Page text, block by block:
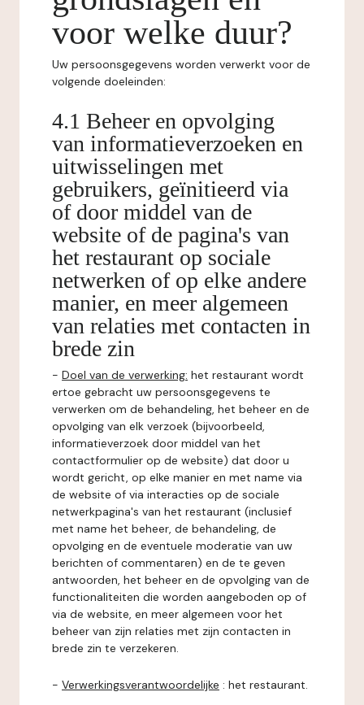
voor welke duur?
Uw persoonsgegevens worden verwerkt voor de
volgende doeleinden:
4.1 Beheer en opvolging
van informatieverzoeken en
uitwisselingen met
gebruikers, geïnitieerd via
of door middel van de
website of de pagina's van
het restaurant op sociale
netwerken of op elke andere
manier, en meer algemeen
van relaties met contacten in
brede zin
- Doel van de verwerking: het restaurant wordt
ertoe gebracht uw persoonsgegevens te
verwerken om de behandeling, het beheer en de
opvolging van elk verzoek (bijvoorbeeld,
informatieverzoek door middel van het
contactformulier op de website) dat door u
wordt gericht, op elke manier en met name via
de website of via interacties op de sociale
netwerkpagina's van het restaurant (inclusief
met name het beheer, de behandeling, de
opvolging en de eventuele moderatie van uw
berichten of commentaren) en de te geven
antwoorden, het beheer en de opvolging van de
functionaliteiten die worden aangeboden op of
via de website, en meer algemeen voor het
beheer van zijn relaties met zijn contacten in
brede zin te verzekeren.
- Verwerkingsverantwoordelijke : het restaurant.